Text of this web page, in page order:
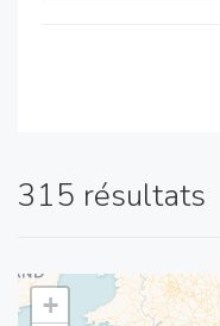
315 résultats
+